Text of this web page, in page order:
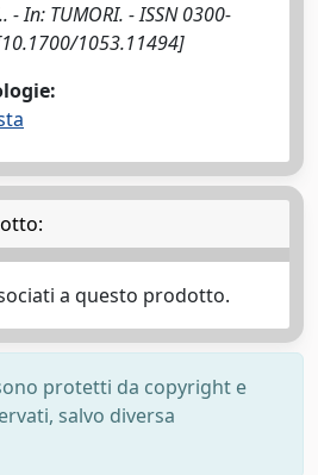
- In: TUMORI. - ISSN 0300-
1053.11494]
a questo prodotto.
protetti da copyright e
salvo diversa